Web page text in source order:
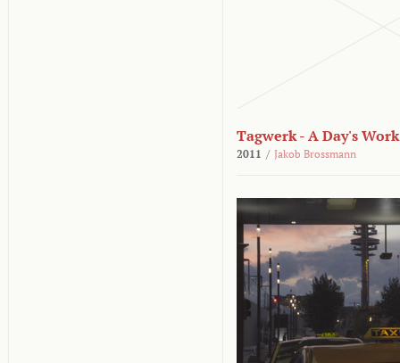
Tagwerk - A Day's Work
2011 / Jakob Brossmann